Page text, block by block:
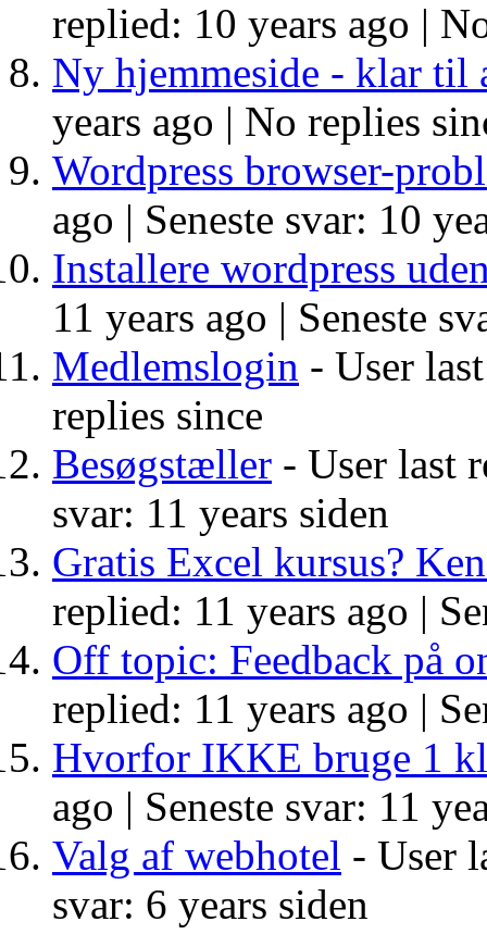
replied: 10 years ago |
Ny hjemmeside - klar til
years ago | No replies
Wordpress browser-
ago | Seneste svar: 10
Installere wordpress
11 years ago | Seneste
Medlemslogin - User
replies since
Besøgstæller - User last
svar: 11 years siden
Gratis Excel kursus?
replied: 11 years ago |
Off topic: Feedback på
replied: 11 years ago |
Hvorfor IKKE bruge 1
ago | Seneste svar: 11
Valg af webhotel - User
svar: 6 years siden